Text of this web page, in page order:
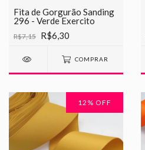
Fita de Gorgurão Sanding
296 - Verde Exercito
R$7,15 R$6,30
COMPRAR
12 % OFF